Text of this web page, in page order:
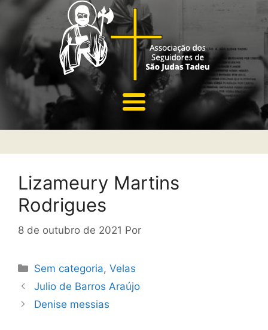
Lizameury Martins
Rodrigues
8 de outubro de 2021 Por
Sem categoria,Velas
Julio de Barros Araújo
Denise messias